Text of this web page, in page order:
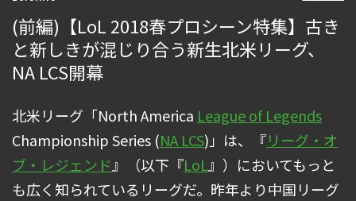
n
(前編)【LoL 2018春プロシーン特集】古き
と新しきが混じり合う新生北米リーグ、
NA LCS開幕
北米リーグ「North America League of Legends
Championship Series (NA LCS)」は、『リーグ・オ
ブ・レジェンド』（以下『LoL』）においてもっと
も広く知られているリーグだ。昨年より中国リーグ